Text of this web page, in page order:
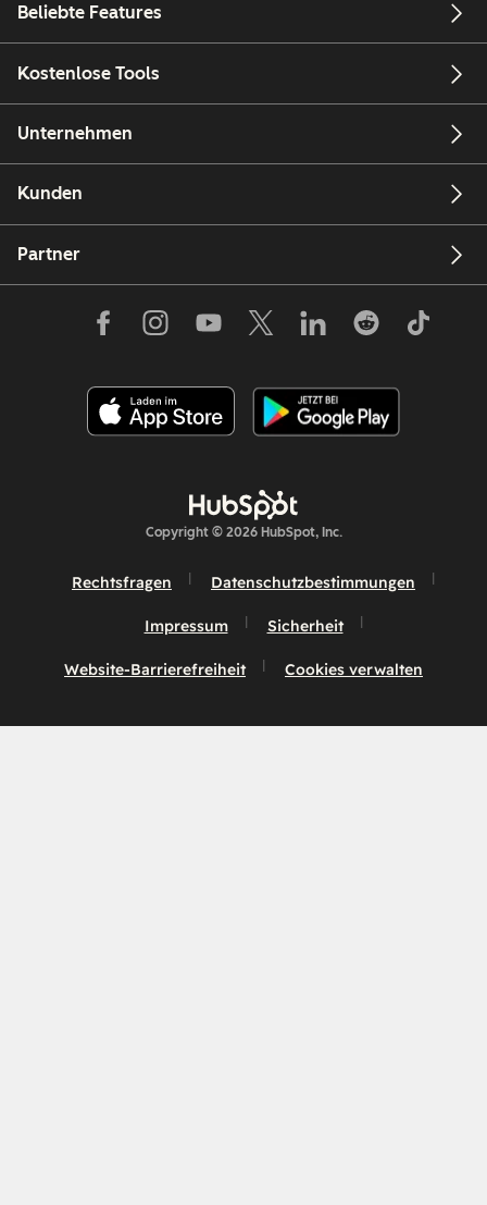
Beliebte Features
Kostenlose Tools
Unternehmen
Kunden
Partner
Copyright © 2026 HubSpot, Inc.
Rechtsfragen Datenschutzbestimmungen
Impressum Sicherheit
Website-Barrierefreiheit Cookies verwalten